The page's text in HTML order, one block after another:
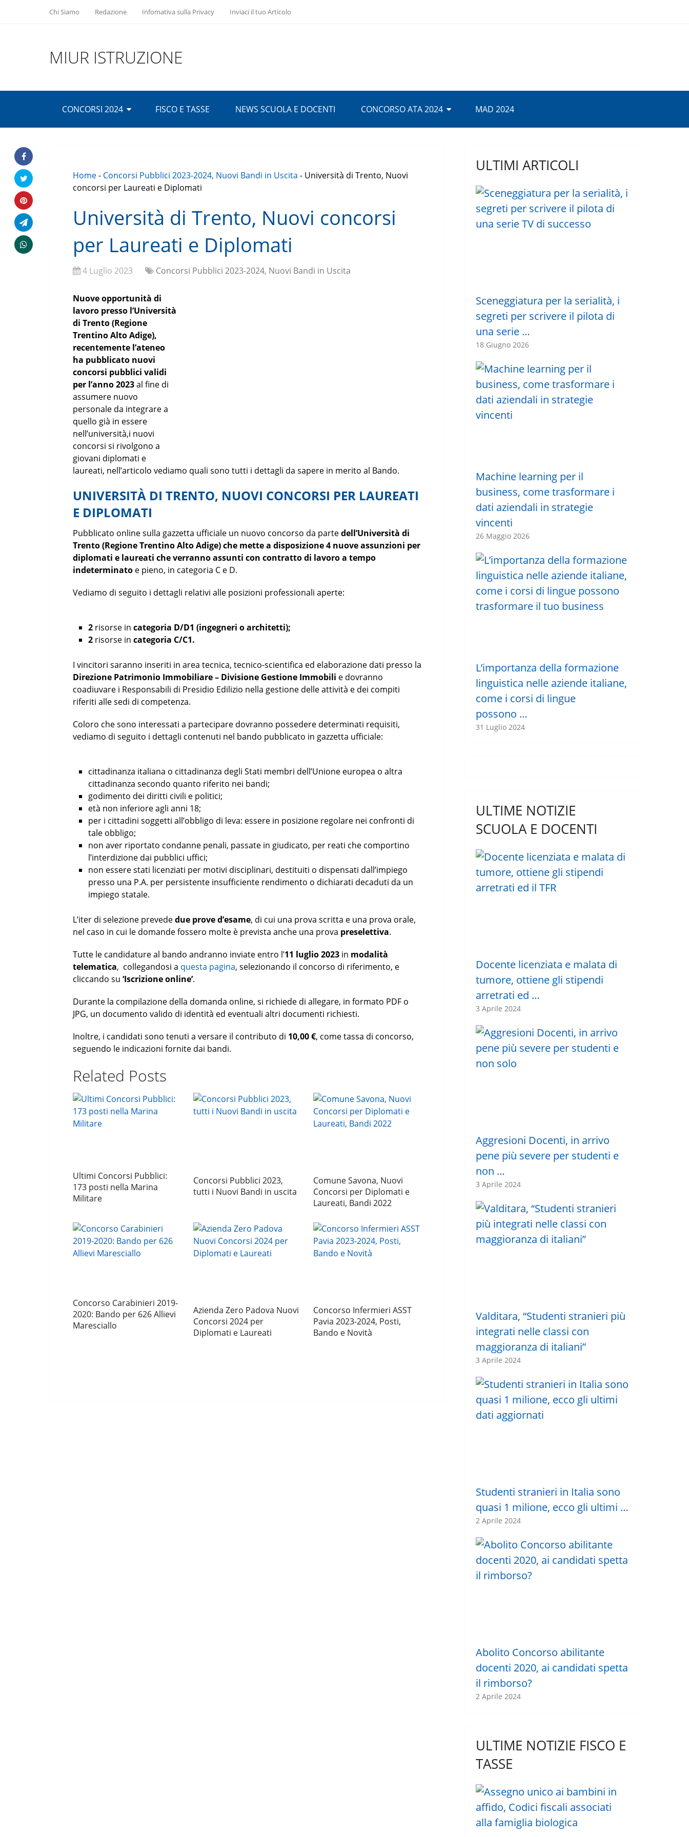
Chi Siamo Redazione Infomativa sulla Privacy Inviaci il tuo Articolo
MIUR ISTRUZIONE
CONCORSI 2024 FISCO E TASSE NEWS SCUOLA E DOCENTI CONCORSO ATA 2024 MAD 2024
Home- Concorsi Pubblici 2023-2024, Nuovi Bandi in Uscita - Università di Trento, Nuovi
concorsi per Laureati e Diplomati
Università di Trento, Nuovi concorsi
per Laureati e Diplomati
4 Luglio 2023 Concorsi Pubblici 2023-2024, Nuovi Bandi in Uscita
Nuove opportunità di
lavoro presso l’Università
di Trento (Regione
Trentino Alto Adige),
recentemente l’ateneo
ha pubblicato nuovi
concorsi pubblici validi
per l’anno 2023al fine di
assumere nuovo
personale da integrare a
quello già in essere
nell’università,i nuovi
concorsi si rivolgono a
giovani diplomati e
laureati, nell’articolo vediamo quali sono tutti i dettagli da sapere in merito al Bando.
UNIVERSITÀ DI TRENTO, NUOVI CONCORSI PER LAUREATI
E DIPLOMATI
Pubblicato online sulla gazzetta ufficiale un nuovo concorso da partedell’Università di
Trento (Regione Trentino Alto Adige) che mette a disposizione 4 nuove assunzioni per
diplomati e laureati che verranno assunti con contratto di lavoro a tempo
indeterminato e pieno, in categoria C e D.
Vediamo di seguito i dettagli relativi alle posizioni professionali aperte:
2 risorse incategoria D/D1 (ingegneri o architetti);
2 risorse in categoria C/C1.
I vincitori saranno inseriti in area tecnica, tecnico-scientifica ed elaborazione dati presso la
Direzione Patrimonio Immobiliare – Divisione Gestione Immobili e dovranno
coadiuvare i Responsabili di Presidio Edilizio nella gestione delle attività e dei compiti
riferiti alle sedi di competenza.
Coloro che sono interessati a partecipare dovranno possedere determinati requisiti,
vediamo di seguito i dettagli contenuti nel bando pubblicato in gazzetta ufficiale:
cittadinanza italiana o cittadinanza degli Stati membri dell’Unione europea o altra
cittadinanza secondo quanto riferito nei bandi;
godimento dei diritti civili e politici;
età non inferiore agli anni 18;
per i cittadini soggetti all’obbligo di leva: essere in posizione regolare nei confronti di
tale obbligo;
non aver riportato condanne penali, passate in giudicato, per reati che comportino
l’interdizione dai pubblici uffici;
non essere stati licenziati per motivi disciplinari, destituiti o dispensati dall’impiego
presso una P.A. per persistente insufficiente rendimento o dichiarati decaduti da un
impiego statale.
L’iter di selezione prevededue prove d’esame, di cui una prova scritta e una prova orale,
nel caso in cui le domande fossero molte è prevista anche una prova preselettiva.
Tutte le candidature al bando andranno inviate entro l’11 luglio 2023 in modalità
telematica, collegandosi a questa pagina, selezionando il concorso di riferimento, e
cliccando su ‘Iscrizione online’.
Durante la compilazione della domanda online, si richiede di allegare, in formato PDF o
JPG, un documento valido di identità ed eventuali altri documenti richiesti.
Inoltre, i candidati sono tenuti a versare il contributo di 10,00 €, come tassa di concorso,
seguendo le indicazioni fornite dai bandi.
Related Posts
Ultimi Concorsi Pubblici:
173 posti nella Marina
Militare
Concorsi Pubblici 2023,
tutti i Nuovi Bandi in uscita
Comune Savona, Nuovi
Concorsi per Diplomati e
Laureati, Bandi 2022
Concorso Carabinieri 2019-
2020: Bando per 626 Allievi
Maresciallo
Azienda Zero Padova Nuovi
Concorsi 2024 per
Diplomati e Laureati
Concorso Infermieri ASST
Pavia 2023-2024, Posti,
Bando e Novità
ULTIMI ARTICOLI
Sceneggiatura per la serialità, i
segreti per scrivere il pilota di
una serie …
18 Giugno 2026
Machine learning per il
business, come trasformare i
dati aziendali in strategie
vincenti
26 Maggio 2026
L’importanza della formazione
linguistica nelle aziende italiane,
come i corsi di lingue
possono …
31 Luglio 2024
ULTIME NOTIZIE
SCUOLA E DOCENTI
Docente licenziata e malata di
tumore, ottiene gli stipendi
arretrati ed …
3 Aprile 2024
Aggresioni Docenti, in arrivo
pene più severe per studenti e
non …
3 Aprile 2024
Valditara, “Studenti stranieri più
integrati nelle classi con
maggioranza di italiani”
3 Aprile 2024
Studenti stranieri in Italia sono
quasi 1 milione, ecco gli ultimi …
2 Aprile 2024
Abolito Concorso abilitante
docenti 2020, ai candidati spetta
il rimborso?
2 Aprile 2024
ULTIME NOTIZIE FISCO E
TASSE